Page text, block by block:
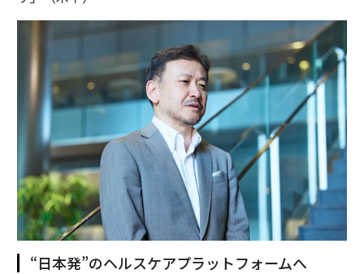
“日本発”のヘルスケアプラットフォームへ